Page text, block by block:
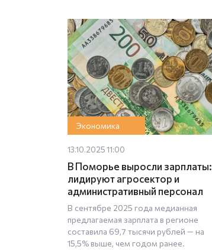
Экономика
13.10.2025 11:00
В Поморье выросли зарплаты:
лидируют агросектор и
административный персонал
В сентябре 2025 года медианная
предлагаемая зарплата в регионе
составила 69,7 тысячи рублей — на
15,5% выше, чем годом ранее.